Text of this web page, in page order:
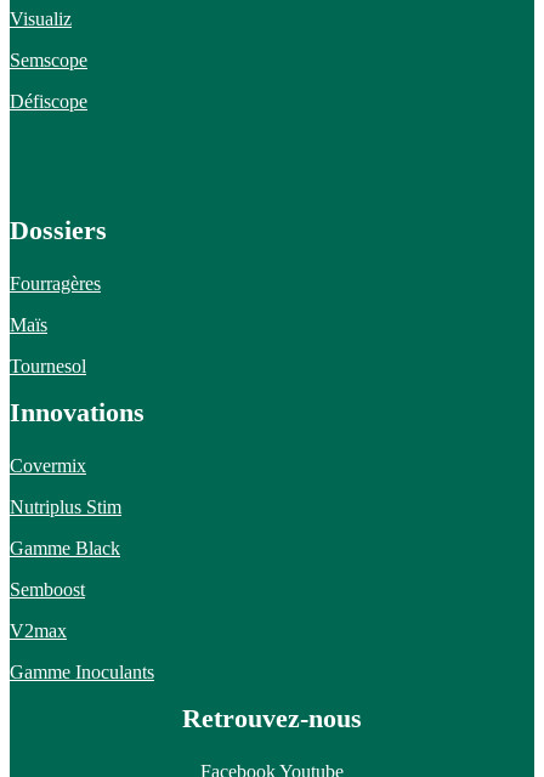
Visualiz
Semscope
Défiscope
Dossiers
Fourragères
Maïs
Tournesol
Innovations
Covermix
Nutriplus Stim
Gamme Black
Semboost
V2max
Gamme Inoculants
Retrouvez-nous
FacebookYoutube